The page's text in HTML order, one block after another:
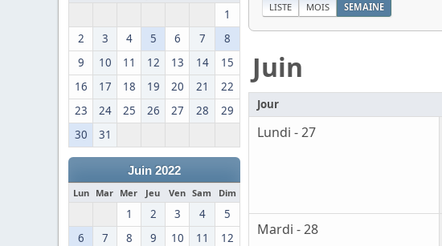
1
2
3 4 5 6 7
8
9
10 11 12 13 14
15
16
17 18 19 20 21
22
23
24 25 26 27 28
29
30
31
Juin 2022
Lun Mar Mer Jeu Ven Sam Dim
1 2 3 4
5
6
7 8 9 10 11
12
LISTE MOIS SEMAINE
Juin
Jour
Lundi - 27
Mardi - 28